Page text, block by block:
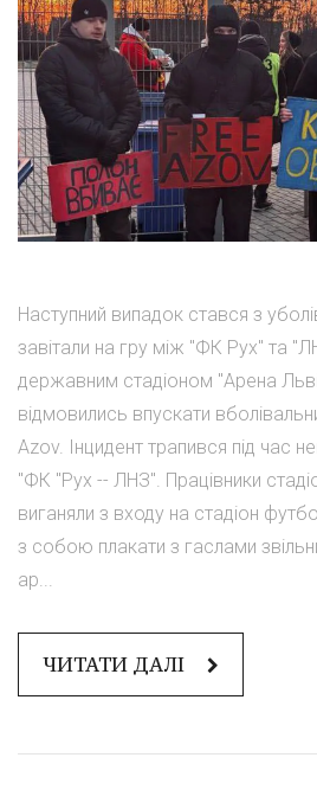
Наступний випадок стався з
завітали на гру між "ФК Рух" та
державним стадіоном "Арена
відмовились впускати
Azov. Інцидент трапився під час
"ФК "Рух -- ЛНЗ". Працівники
виганяли з входу на стадіон
з собою плакати з гаслами
ар...
ЧИТАТИ ДАЛІ